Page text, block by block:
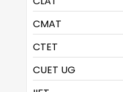
CMAT
CTET
CUET UG